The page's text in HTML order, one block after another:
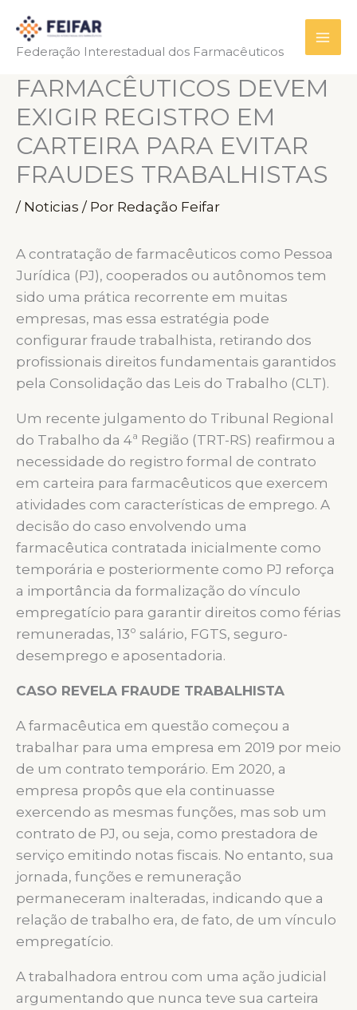
para
Federação Interestadual dos Farmacêuticos
FARMACÊUTICOS DEVEM
EXIGIR REGISTRO EM
CARTEIRA PARA EVITAR
FRAUDES TRABALHISTAS
/ Noticias / Por Redação Feifar
A contratação de farmacêuticos como Pessoa
Jurídica (PJ), cooperados ou autônomos tem
sido uma prática recorrente em muitas
empresas, mas essa estratégia pode
configurar fraude trabalhista, retirando dos
profissionais direitos fundamentais garantidos
pela Consolidação das Leis do Trabalho (CLT).
Um recente julgamento do Tribunal Regional
do Trabalho da 4ª Região (TRT-RS) reafirmou a
necessidade do registro formal de contrato
em carteira para farmacêuticos que exercem
atividades com características de emprego. A
decisão do caso envolvendo uma
farmacêutica contratada inicialmente como
temporária e posteriormente como PJ reforça
a importância da formalização do vínculo
empregatício para garantir direitos como férias
remuneradas, 13º salário, FGTS, seguro-
desemprego e aposentadoria.
CASO REVELA FRAUDE TRABALHISTA
A farmacêutica em questão começou a
trabalhar para uma empresa em 2019 por meio
de um contrato temporário. Em 2020, a
empresa propôs que ela continuasse
exercendo as mesmas funções, mas sob um
contrato de PJ, ou seja, como prestadora de
serviço emitindo notas fiscais. No entanto, sua
jornada, funções e remuneração
permaneceram inalteradas, indicando que a
relação de trabalho era, de fato, de um vínculo
empregatício.
A trabalhadora entrou com uma ação judicial
argumentando que nunca teve sua carteira